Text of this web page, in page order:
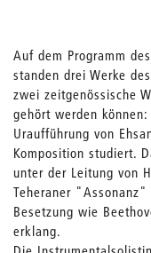
Auf dem Programm
standen drei Werke
zwei zeitgenössische
gehört werden
Uraufführung von
Komposition studiert.
unter der Leitung von
Teheraner
Besetzung wie
erklang.